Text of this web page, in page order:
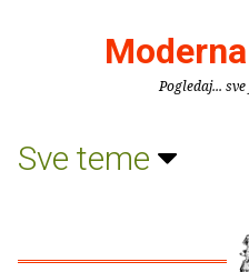
Pogledaj...
Sve teme